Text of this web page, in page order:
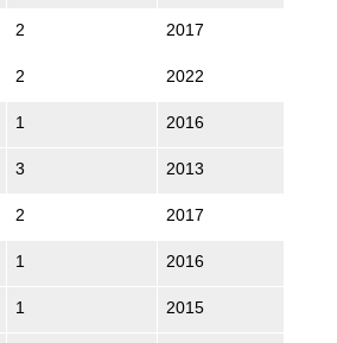
2 2017
2 2022
1 2016
3 2013
2 2017
1 2016
1 2015